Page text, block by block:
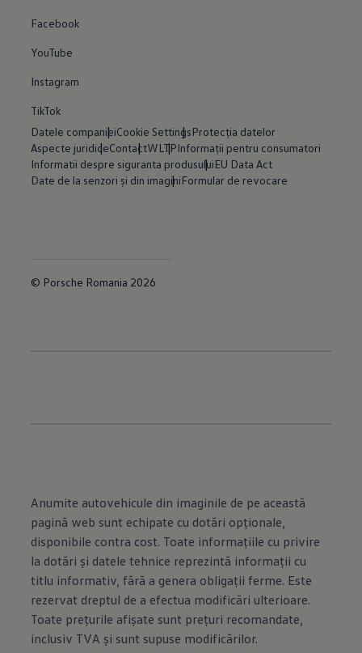
Facebook
YouTube
Instagram
TikTok
Datele companieiCookie SettingsProtecția datelor
Aspecte juridiceContactWLTPInformații pentru consumatori
Informatii despre siguranta produsuluiEU Data Act
Date de la senzori și din imaginiFormular de revocare
© Porsche Romania 2026
Anumite autovehicule din imaginile de pe această
pagină web sunt echipate cu dotări opţionale,
disponibile contra cost. Toate informaţiile cu privire
la dotări şi datele tehnice reprezintă informaţii cu
titlu informativ, fără a genera obligaţii ferme. Este
rezervat dreptul de a efectua modificări ulterioare.
Toate preţurile afişate sunt preţuri recomandate,
inclusiv TVA şi sunt supuse modificărilor.